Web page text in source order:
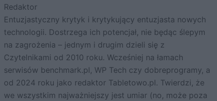
Redaktor
Entuzjastyczny krytyk i krytykujący entuzjasta nowych
technologii. Dostrzega ich potencjał, nie będąc ślepym
na zagrożenia – jednym i drugim dzieli się z
Czytelnikami od 2010 roku. Wcześniej na łamach
serwisów benchmark.pl, WP Tech czy dobreprogramy, a
od 2024 roku jako redaktor Tabletowo.pl. Twierdzi, że
we wszystkim najważniejszy jest umiar (no, może poza